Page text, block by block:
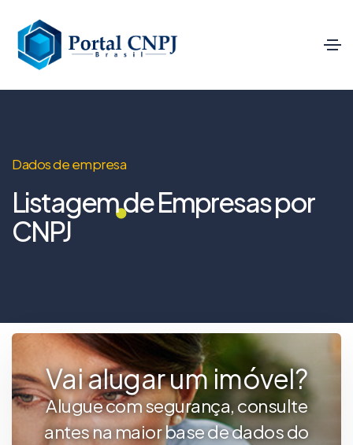
Dados de empresa
Listagem de Empresas por
CNPJ
Vai alugar um imóvel?
Alugue com segurança, consulte
antes na maior base de dados do